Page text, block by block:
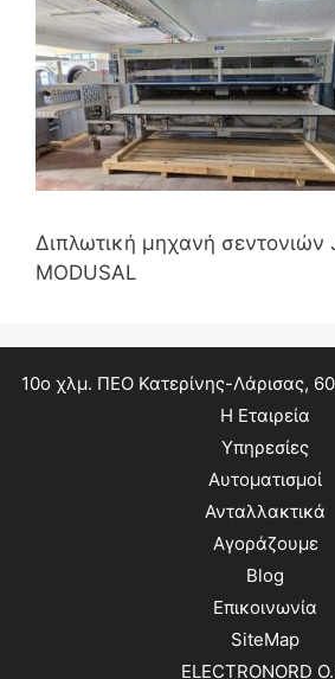
Διπλωτική μηχανή σεντονιών
MODUSAL
10ο χλμ. ΠΕΟ Κατερίνης-Λάρισας,
Η Εταιρεία
Υπηρεσίες
Αυτοματισμοί
Ανταλλακτικά
Αγοράζουμε
Blog
Επικοινωνία
SiteMap
ELECTRONORD